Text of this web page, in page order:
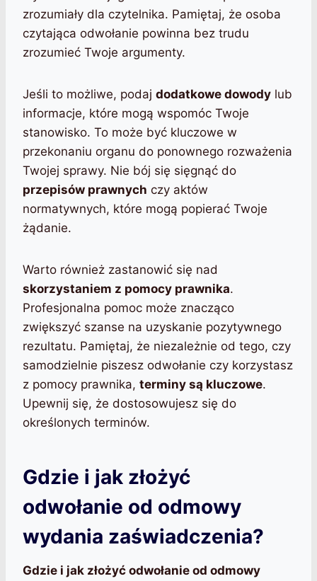
zrozumiały dla czytelnika. Pamiętaj, że osoba
czytająca odwołanie powinna bez trudu
zrozumieć Twoje argumenty.
Jeśli to możliwe, podaj dodatkowe dowody lub
informacje, które mogą wspomóc Twoje
stanowisko. To może być kluczowe w
przekonaniu organu do ponownego rozważenia
Twojej sprawy. Nie bój się sięgnąć do
przepisów prawnych czy aktów
normatywnych, które mogą popierać Twoje
żądanie.
Warto również zastanowić się nad
skorzystaniem z pomocy prawnika.
Profesjonalna pomoc może znacząco
zwiększyć szanse na uzyskanie pozytywnego
rezultatu. Pamiętaj, że niezależnie od tego, czy
samodzielnie piszesz odwołanie czy korzystasz
z pomocy prawnika, terminy są kluczowe.
Upewnij się, że dostosowujesz się do
określonych terminów.
Gdzie i jak złożyć
odwołanie od odmowy
wydania zaświadczenia?
Gdzie i jak złożyć odwołanie od odmowy